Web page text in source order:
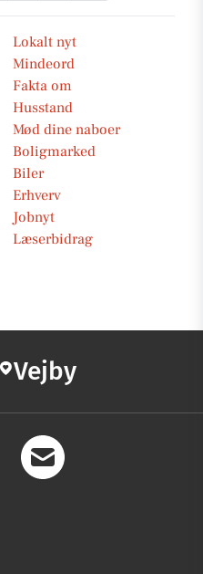
Lokalt nyt
Mindeord
Fakta om
Husstand
Mød dine naboer
Boligmarked
Biler
Erhverv
Jobnyt
Læserbidrag
Vejby